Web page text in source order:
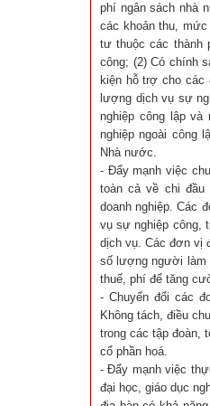
phí ngân sách nhà
các khoản thu,
tư thuộc các thành
công; (2) Có chính
kiện hỗ trợ cho các
lượng dịch vụ sự
nghiệp công lập
nghiệp ngoài công
Nhà nước.
- Đẩy mạnh việc
toàn cả về chi
doanh nghiệp. Các
vụ sự nghiệp công,
dịch vụ. Các đơn vị
số lượng người làm
thuế, phí để tăng
- Chuyển đổi các
Không tách, điều
trong các tập đoàn,
cổ phần hoá.
- Đẩy mạnh việc
đại học, giáo dục